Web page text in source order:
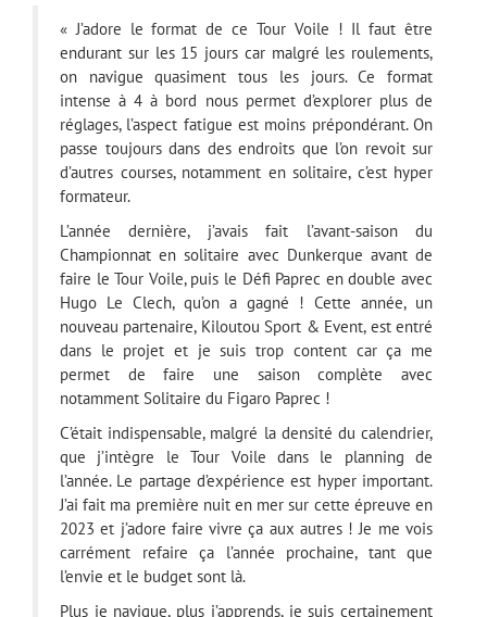
« J’adore le format de ce Tour Voile ! Il faut être
endurant sur les 15 jours car malgré les roulements,
on navigue quasiment tous les jours. Ce format
intense à 4 à bord nous permet d’explorer plus de
réglages, l’aspect fatigue est moins prépondérant. On
passe toujours dans des endroits que l’on revoit sur
d’autres courses, notamment en solitaire, c’est hyper
formateur.
L’année dernière, j’avais fait l’avant-saison du
Championnat en solitaire avec Dunkerque avant de
faire le Tour Voile, puis le Défi Paprec en double avec
Hugo Le Clech, qu’on a gagné ! Cette année, un
nouveau partenaire, Kiloutou Sport & Event, est entré
dans le projet et je suis trop content car ça me
permet de faire une saison complète avec
notamment Solitaire du Figaro Paprec !
C’était indispensable, malgré la densité du calendrier,
que j’intègre le Tour Voile dans le planning de
l’année. Le partage d’expérience est hyper important.
J’ai fait ma première nuit en mer sur cette épreuve en
2023 et j’adore faire vivre ça aux autres ! Je me vois
carrément refaire ça l’année prochaine, tant que
l’envie et le budget sont là.
Plus je navigue, plus j’apprends, je suis certainement